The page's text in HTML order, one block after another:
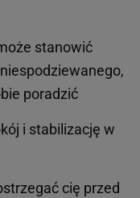
stanowić
poradzić
i stabilizację w
cię przed